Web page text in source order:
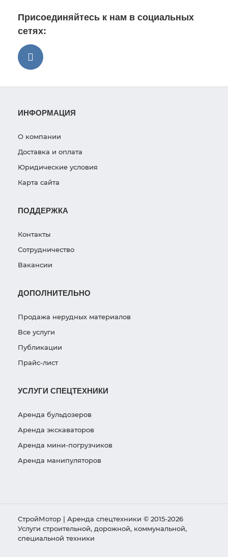
Присоединяйтесь к нам в социальных
сетях:
ИНФОРМАЦИЯ
О компании
Доставка и оплата
Юридические условия
Карта сайта
ПОДДЕРЖКА
Контакты
Сотрудничество
Вакансии
ДОПОЛНИТЕЛЬНО
Продажа нерудных материалов
Все услуги
Публикации
Прайс-лист
УСЛУГИ СПЕЦТЕХНИКИ
Аренда бульдозеров
Аренда экскаваторов
Аренда мини-погрузчиков
Аренда манипуляторов
СтройМотор | Аренда спецтехники © 2015-2026
Услуги строительной, дорожной, коммунальной,
специальной техники